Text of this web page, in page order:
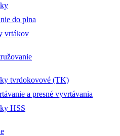
do plna
vrtákov
tvrdokovové (TK)
a presné vyvrtávania
HSS